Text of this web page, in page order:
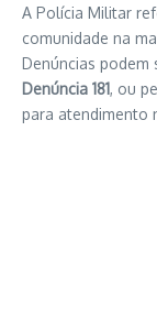
A Polícia Militar
comunidade na
Denúncias podem
Denúncia 181, ou
para atendimento